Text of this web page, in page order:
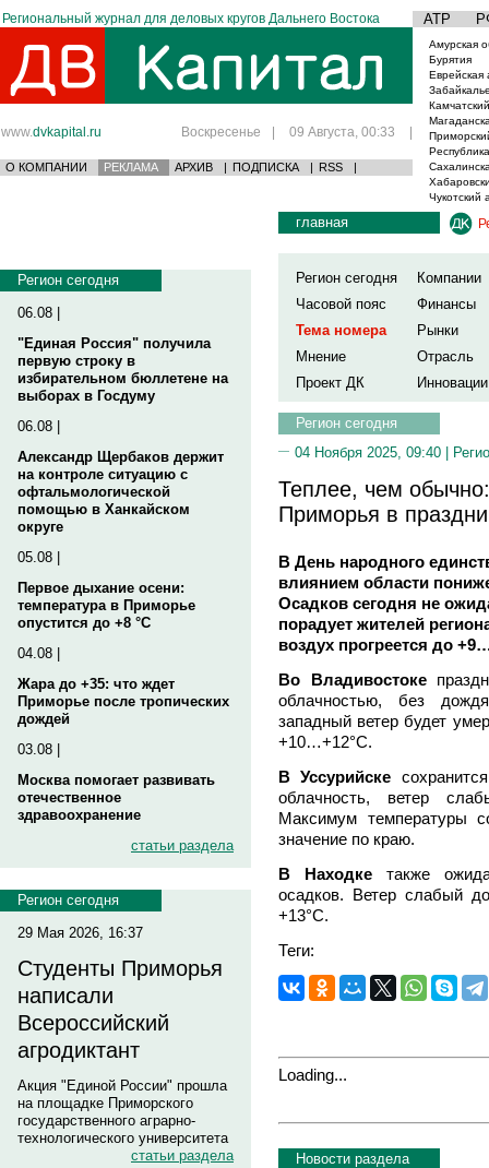
Региональный журнал для деловых кругов Дальнего Востока АТР
www.dvkapital.ru Воскресенье | 09 Августа, 00:33 |
О КОМПАНИИ РЕКЛАМА АРХИВ | ПОДПИСКА | RSS |
Амурская
Бурятия
Еврейская
Чукотский
Регион сегодня
06.08 |
"Единая Россия" получила
первую строку в
избирательном бюллетене на
выборах в Госдуму
06.08 |
Александр Щербаков держит
на контроле ситуацию с
офтальмологической
помощью в Ханкайском
округе
05.08 |
Первое дыхание осени:
температура в Приморье
опустится до +8 °C
04.08 |
Жара до +35: что ждет
Приморье после тропических
дождей
03.08 |
Москва помогает развивать
отечественное
здравоохранение
статьи раздела
Регион сегодня
29 Мая 2026, 16:37
Студенты Приморья
написали
Всероссийский
агродиктант
Акция "Единой России" прошла
на площадке Приморского
государственного аграрно-
технологического университета
статьи раздела
главная
Регион сегодня
Компании
Часовой пояс
Финансы
Тема номера
Рынки
Мнение
Отрасль
Проект ДК
Инновации
Регион сегодня
04 Ноября 2025, 09:40 |
Теплее, чем
Приморья в
В День народного
влиянием области
Осадков сегодня не
порадует жителей
воздух прогреется до
Во Владивостоке
облачностью, без
западный ветер будет
+10…+12°С.
В Уссурийске
облачность, ветер
Максимум температуры
значение по краю.
В Находкетакже
осадков. Ветер слабый
+13°С.
Теги:
Loading...
Новости раздела